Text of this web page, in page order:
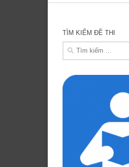
TÌM KIẾM ĐỀ THI
Tìm